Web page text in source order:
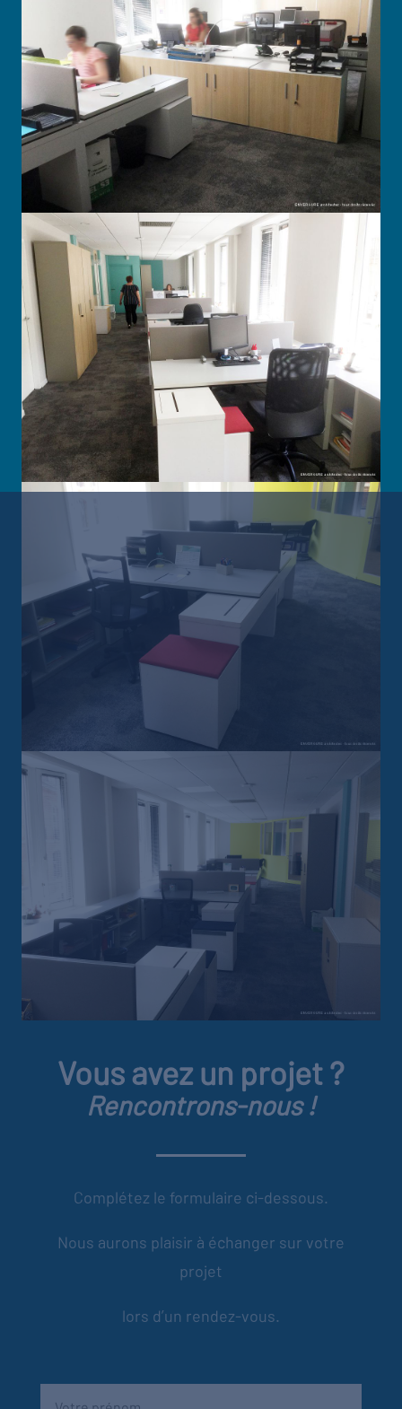
Vous avez un projet ?
Rencontrons-nous !
Complétez le formulaire ci-dessous.
Nous aurons plaisir à échanger sur votre
projet
lors d’un rendez-vous.